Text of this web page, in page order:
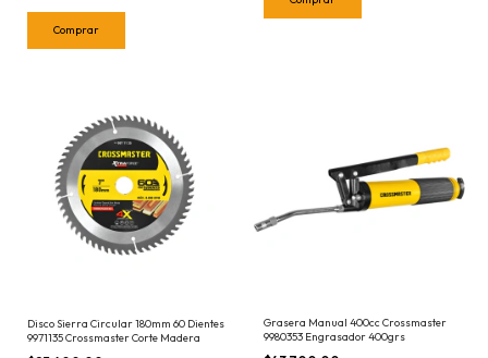
Disco Sierra Circular 180mm 60 Dientes
9971135 Crossmaster Corte Madera
Grasera Manual 400cc Crossmaster
9980353 Engrasador 400grs